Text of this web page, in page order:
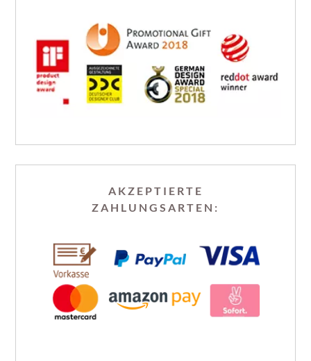
AKZEPTIERTE
ZAHLUNGSARTEN: